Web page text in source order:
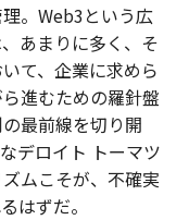
。Web3という広
あまりに多く、そ
て、企業に求めら
進むための羅針盤
最前線を切り開
デロイト トーマツ
ムこそが、不確実
はずだ。